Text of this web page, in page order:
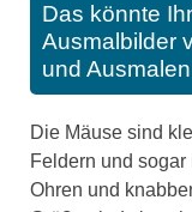
Das könnte
Ausmalbilder
und
Die Mäuse sind
Feldern und
Ohren und